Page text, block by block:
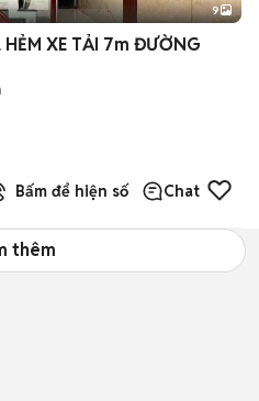
+2
9
HẺM XE TẢI 7m ĐƯỜNG
Bấm để hiện số Chat
thêm